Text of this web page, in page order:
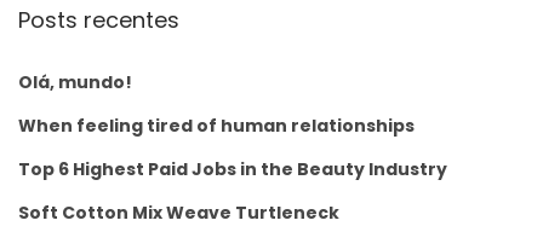
Posts recentes
Olá, mundo!
When feeling tired of human relationships
Top 6 Highest Paid Jobs in the Beauty Industry
Soft Cotton Mix Weave Turtleneck